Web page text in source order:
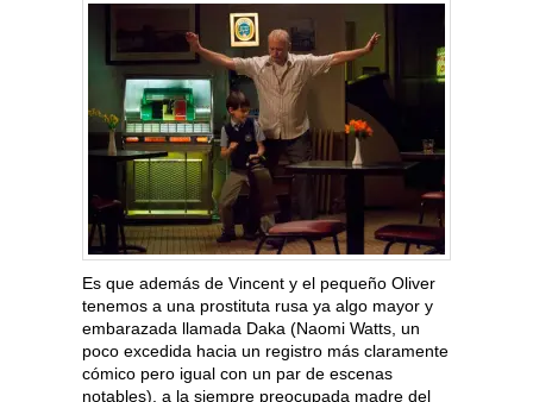
Es que además de Vincent y el pequeño Oliver
tenemos a una prostituta rusa ya algo mayor y
embarazada llamada Daka (Naomi Watts, un
poco excedida hacia un registro más claramente
cómico pero igual con un par de escenas
notables), a la siempre preocupada madre del